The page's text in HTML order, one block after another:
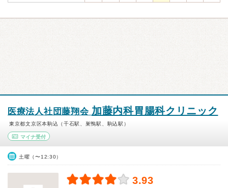
医療法人社団藤翔会 加藤内科胃腸科クリニック
東京都文京区本駒込（千石駅、巣鴨駅、駒込駅）
マイナ受付
土曜（〜12:30）
3.93